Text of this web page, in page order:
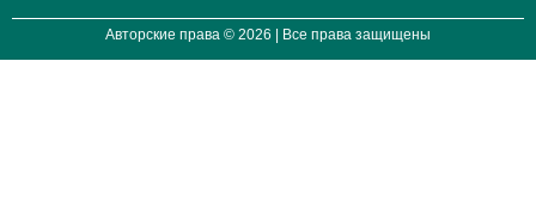
Авторские права © 2026 | Все права защищены